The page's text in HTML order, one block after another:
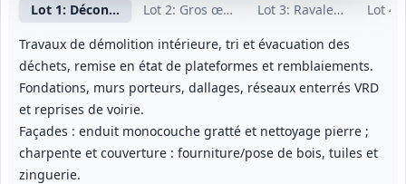
Lot 1: Déconstruction / curage intérieur
Lot 2: Gros œuvre - VRD
Lot 3: Ravalement Lot 4
Travaux de démolition intérieure, tri et évacuation des
déchets, remise en état de plateformes et remblaiements.
Fondations, murs porteurs, dallages, réseaux enterrés VRD
et reprises de voirie.
Façades : enduit monocouche gratté et nettoyage pierre ;
charpente et couverture : fourniture/pose de bois, tuiles et
zinguerie.